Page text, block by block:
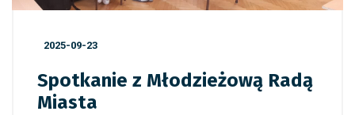
2025-09-23
Spotkanie z Młodzieżową Radą
Miasta